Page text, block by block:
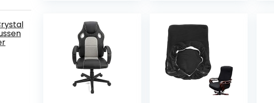
rugleuning,
draaibaar en
kantelfunctie, in
hoogte
verstelbaar,
gamingdraaistoe